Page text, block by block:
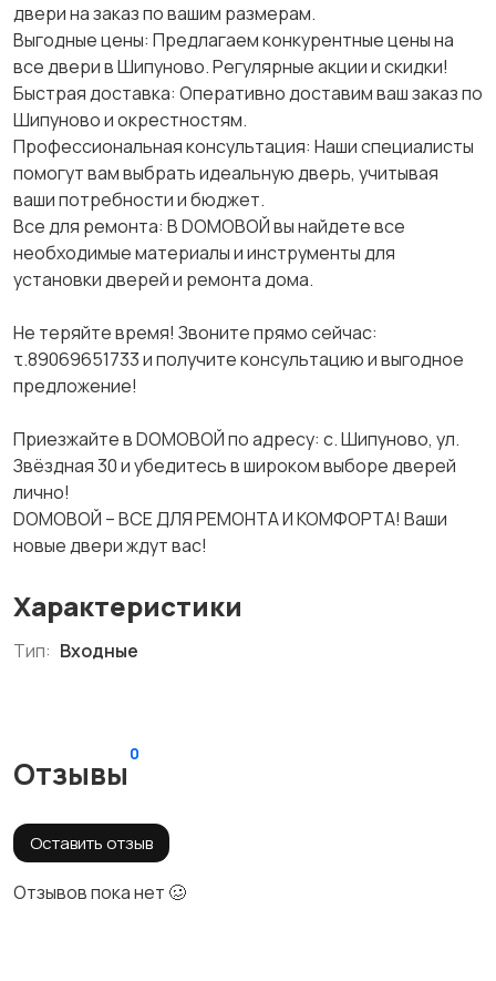
двери на заказ по вашим размерам.
Выгодные цены: Предлагаем конкурентные цены на
все двери в Шипуново. Регулярные акции и скидки!
Быстрая доставка: Оперативно доставим ваш заказ по
Шипуново и окрестностям.
Профессиональная консультация: Наши специалисты
помогут вам выбрать идеальную дверь, учитывая
ваши потребности и бюджет.
Все для ремонта: В DOMOBOЙ вы найдете все
необходимые материалы и инструменты для
установки дверей и ремонта дома.
Не теряйте время! Звоните прямо сейчас:
τ.89069651733 и получите консультацию и выгодное
предложение!
Приезжайте в DOMOBOЙ по адресу: с. Шипуново, ул.
Звёздная 30 и убедитесь в широком выборе дверей
лично!
DOMOBOЙ – ВСЕ ДЛЯ РЕМОНТА И КОМФОРТА! Ваши
новые двери ждут вас!
Характеристики
Тип: Входные
Отзывы
0
Оставить отзыв
Отзывов пока нет 🥴